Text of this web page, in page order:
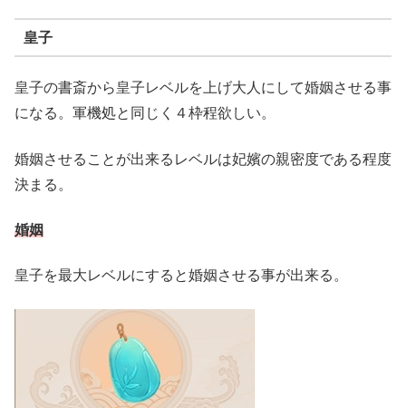
皇子
皇子の書斎から皇子レベルを上げ大人にして婚姻させる事
になる。軍機処と同じく４枠程欲しい。
婚姻させることが出来るレベルは妃嬪の親密度である程度
決まる。
婚姻
皇子を最大レベルにすると婚姻させる事が出来る。